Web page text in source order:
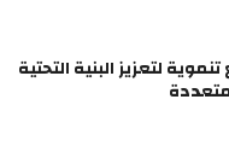
لتعزيز البنية التحتية